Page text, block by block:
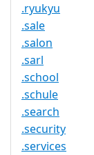
.ryukyu
.sale
.salon
.sarl
.school
.schule
.search
.security
.services